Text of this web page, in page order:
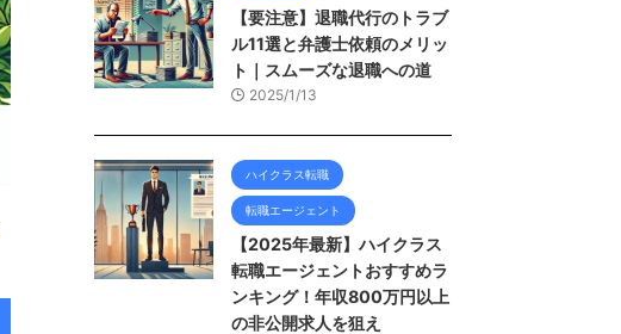
【要注意】退職代行のトラブ
ル11選と弁護士依頼のメリッ
ト｜スムーズな退職への道
2025/1/13
ハイクラス転職
転職エージェント
【2025年最新】ハイクラス
転職エージェントおすすめラ
ンキング！年収800万円以上
の非公開求人を狙え